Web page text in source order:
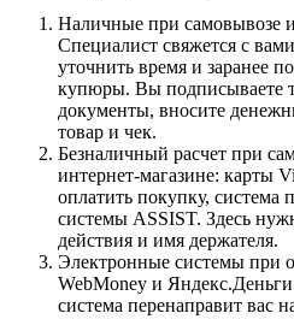
Наличные при самовывозе
Специалист свяжется с
уточнить время и заранее
купюры. Вы подписываете
документы, вносите
товар и чек.
Безналичный расчет при
интернет-магазине: карты
оплатить покупку, система
системы ASSIST. Здесь
действия и имя держателя.
Электронные системы при
WebMoney и
система перенаправит вас